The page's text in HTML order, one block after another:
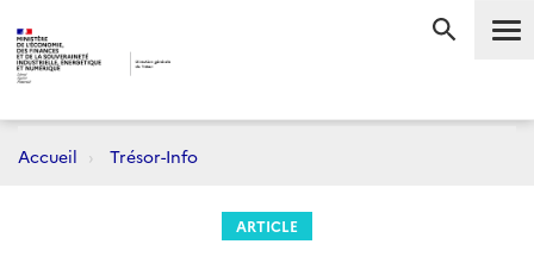
Accueil Trésor-Info
ARTICLE